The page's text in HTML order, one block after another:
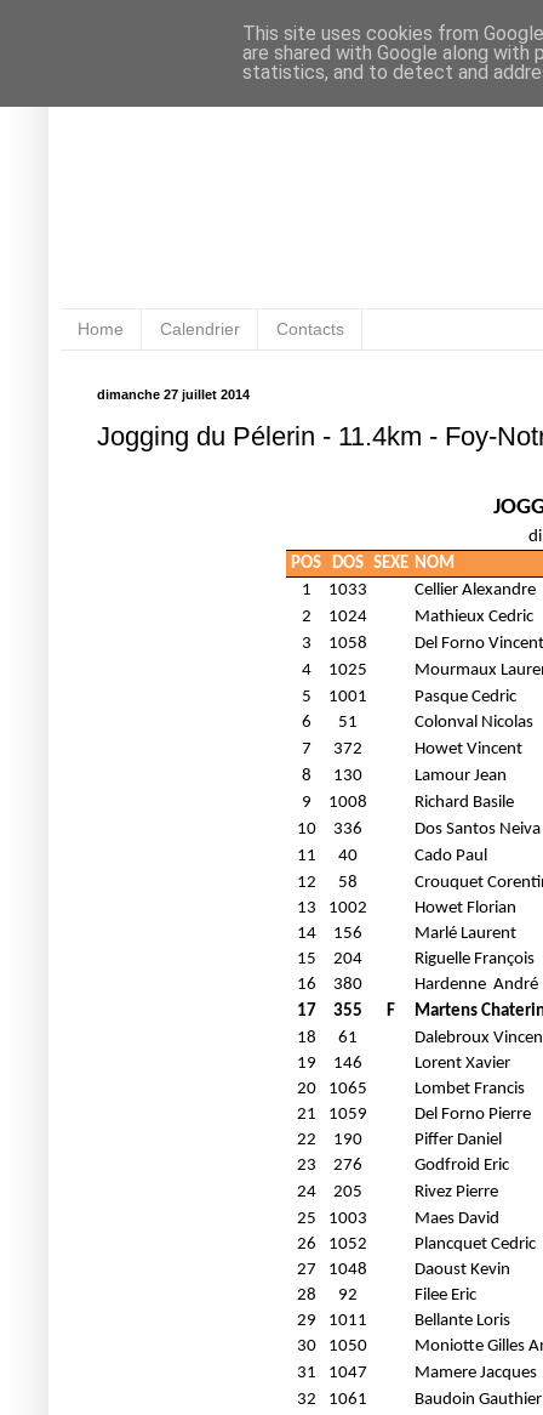
Home Calendrier Contacts
dimanche 27 juillet 2014
Jogging du Pélerin - 11.4km - Foy-
POS DOS SEXE NOM
1
1033
Cellier Alexandre
2
1024
Mathieux Cedric
3
1058
Del Forno Vincent
4
1025
Mourmaux
5
1001
Pasque Cedric
6
51
Colonval Nicolas
7
372
Howet Vincent
8
130
Lamour Jean
9
1008
Richard Basile
10
336
Dos Santos
11
40
Cado Paul
12
58
Crouquet
13
1002
Howet Florian
14
156
Marlé Laurent
15
204
Riguelle François
16
380 Hardenne André
17
355 F
Martens
18
61
Dalebroux
19
146
Lorent Xavier
20
1065
Lombet Francis
21
1059
Del Forno Pierre
22
190
Piffer Daniel
23
276
Godfroid Eric
24
205
Rivez Pierre
25
1003
Maes David
26
1052
Plancquet Cedric
27
1048
Daoust Kevin
28
92
Filee Eric
29
1011
Bellante Loris
30
1050
Moniotte Gilles
31
1047
Mamere Jacques
32
1061
Baudoin Gauthier
This site uses cookies from
are shared with Google along
statistics, and to detect and